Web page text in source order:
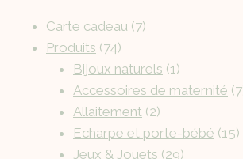
Carte cadeau 7
Produits 74
Bijoux naturels 1
Accessoires de maternité 7
Allaitement 2
Echarpe et porte-bébé 15
Jeux & Jouets 29